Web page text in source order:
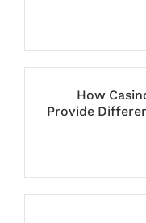
How
Provide